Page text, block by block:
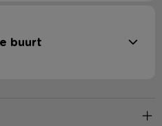
buurt